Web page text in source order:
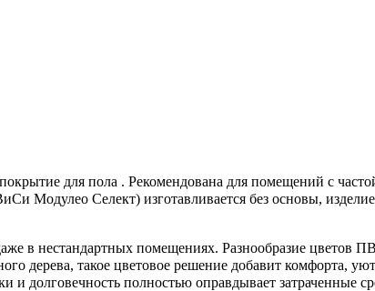
для пола . Рекомендована для помещений с
Модулео Селект) изготавливается без основы,
в нестандартных помещениях. Разнообразие цветов
дерева, такое цветовое решение добавит комфорта,
долговечность полностью оправдывает затраченные